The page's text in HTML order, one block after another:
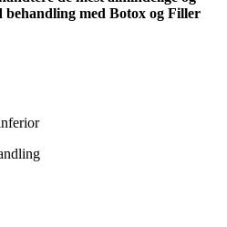
med Botox og Filler